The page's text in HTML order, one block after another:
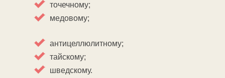
точечному;
медовому;
антицеллюлитному;
тайскому;
шведскому.